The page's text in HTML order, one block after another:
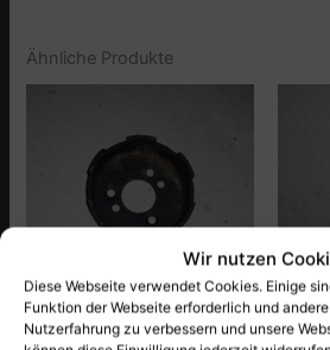
Wir nutzen
Diese Webseite verwendet Cookies. Einige
Funktion der Webseite erforderlich und
Nutzerfahrung zu verbessern und unsere
Ähnliche Produkte
BMW 403.403C BMW